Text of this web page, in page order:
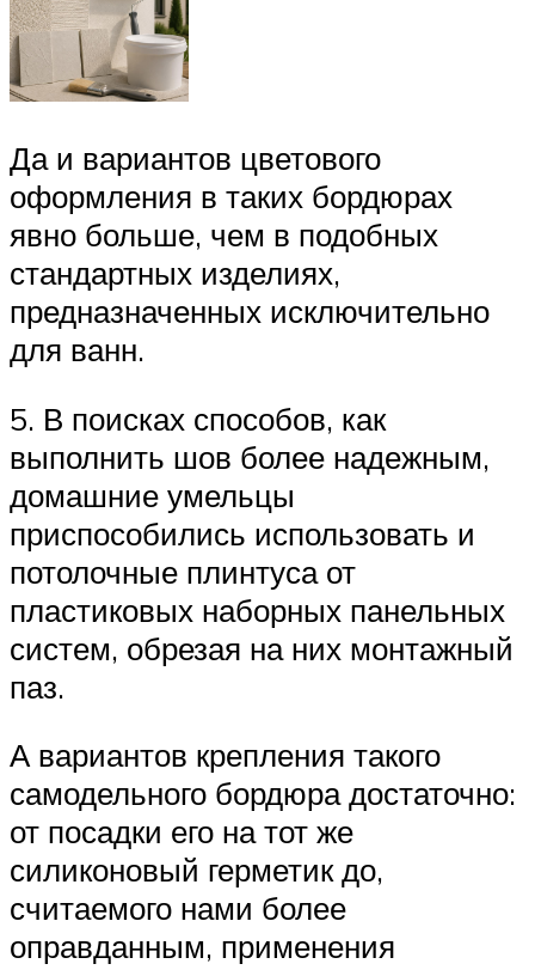
Да и вариантов цветового
оформления в таких бордюрах
явно больше, чем в подобных
стандартных изделиях,
предназначенных исключительно
для ванн.
5. В поисках способов, как
выполнить шов более надежным,
домашние умельцы
приспособились использовать и
потолочные плинтуса от
пластиковых наборных панельных
систем, обрезая на них монтажный
паз.
А вариантов крепления такого
самодельного бордюра достаточно:
от посадки его на тот же
силиконовый герметик до,
считаемого нами более
оправданным, применения